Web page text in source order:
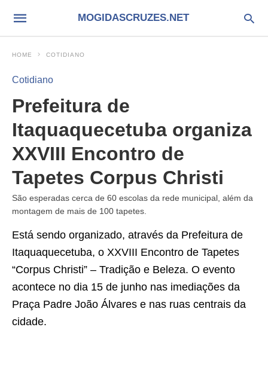
MOGIDASCRUZES.NET
HOME COTIDIANO
Cotidiano
Prefeitura de
Itaquaquecetuba organiza
XXVIII Encontro de
Tapetes Corpus Christi
São esperadas cerca de 60 escolas da rede municipal, além da
montagem de mais de 100 tapetes.
Está sendo organizado, através da Prefeitura de
Itaquaquecetuba, o XXVIII Encontro de Tapetes
“Corpus Christi” – Tradição e Beleza. O evento
acontece no dia 15 de junho nas imediações da
Praça Padre João Álvares e nas ruas centrais da
cidade.